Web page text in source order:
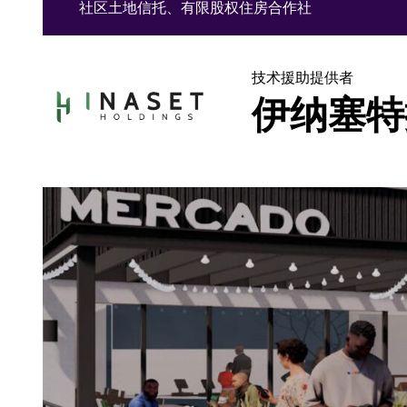
社区土地信托、有限股权住房合作社
技术援助提供者
伊纳塞